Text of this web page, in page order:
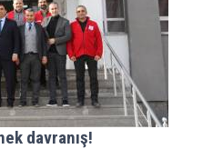
davranış!